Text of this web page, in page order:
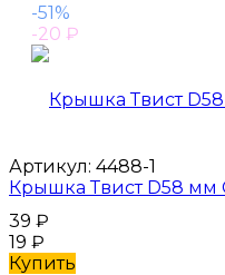
-51%
-20 ₽
Артикул: 4488-1
Крышка Твист D58 мм
39 ₽
19 ₽
Купить